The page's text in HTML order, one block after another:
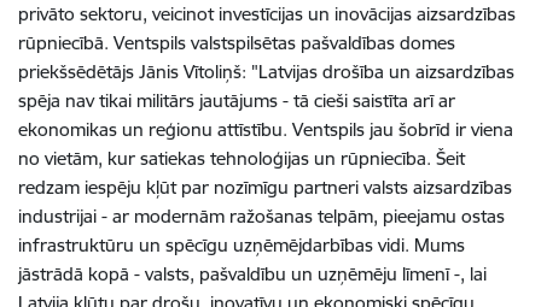
privāto sektoru, veicinot investīcijas un inovācijas aizsardzības
rūpniecībā. Ventspils valstspilsētas pašvaldības domes
priekšsēdētājs Jānis Vītoliņš: "Latvijas drošība un aizsardzības
spēja nav tikai militārs jautājums - tā cieši saistīta arī ar
ekonomikas un reģionu attīstību. Ventspils jau šobrīd ir viena
no vietām, kur satiekas tehnoloģijas un rūpniecība. Šeit
redzam iespēju kļūt par nozīmīgu partneri valsts aizsardzības
industrijai - ar modernām ražošanas telpām, pieejamu ostas
infrastruktūru un spēcīgu uzņēmējdarbības vidi. Mums
jāstrādā kopā - valsts, pašvaldību un uzņēmēju līmenī -, lai
Latvija kļūtu par drošu, inovatīvu un ekonomiski spēcīgu